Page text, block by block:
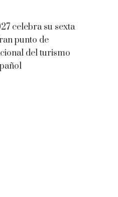
celebra su sexta
punto de
del turismo